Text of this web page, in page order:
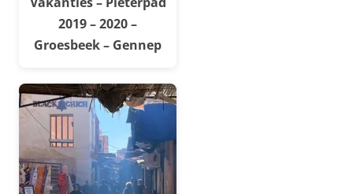
2019 – 2020 –
Groesbeek – Gennep